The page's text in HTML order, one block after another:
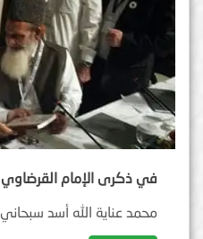
في ذكرى الإمام القرضاوي
محمد عناية الله أسد سبحاني